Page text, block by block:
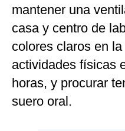
mantener una
casa y centro de
colores claros en
actividades físicas
horas, y procurar
suero oral.